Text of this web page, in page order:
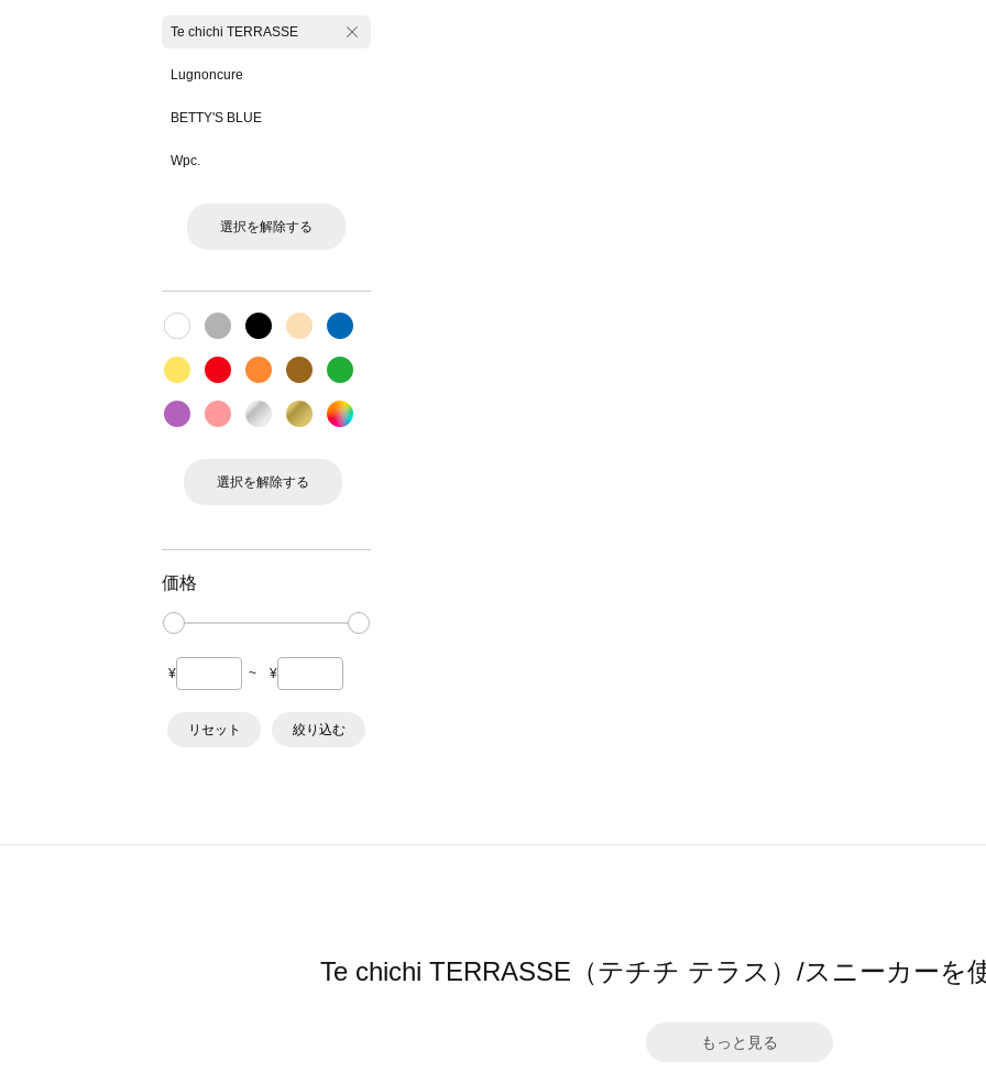
Te chichi TERRASSE
Lugnoncure
BETTY'S BLUE
Wpc.
選択を解除する
選択を解除する
価格
¥ ~ ¥
リセット 絞り込む
Te chichi TERRASSE（テチチ テラス）/スニーカーを
もっと見る